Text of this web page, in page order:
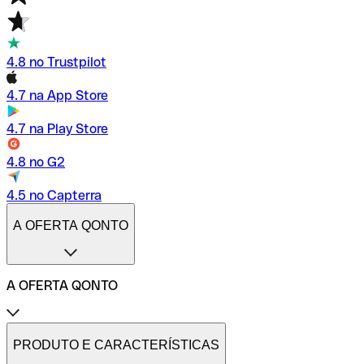
4.8 no Trustpilot
4.7 na App Store
4.7 na Play Store
4.8 no G2
4.5 no Capterra
A OFERTA QONTO
A OFERTA QONTO
Tarifas
Conta profissional online
PRODUTO E CARACTERÍSTICAS